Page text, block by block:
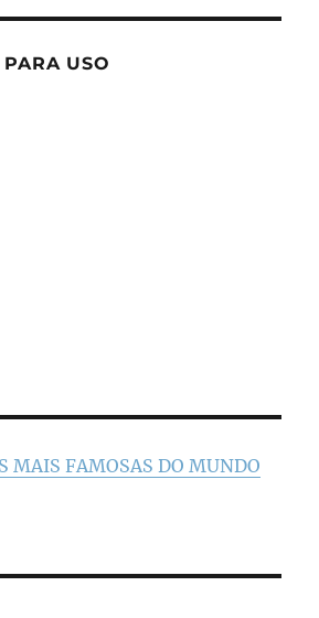
USO
MAIS FAMOSAS DO MUNDO